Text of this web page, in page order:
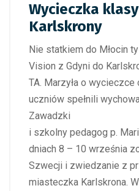
Wycieczka
Karlskrony
Nie statkiem do Młocin
Vision z Gdyni do
TA. Marzyła o
uczniów spełnili
Zawadzki
i szkolny pedagog p.
dniach 8 – 10 września
Szwecji i zwiedzanie z
miasteczka Karlskrona.